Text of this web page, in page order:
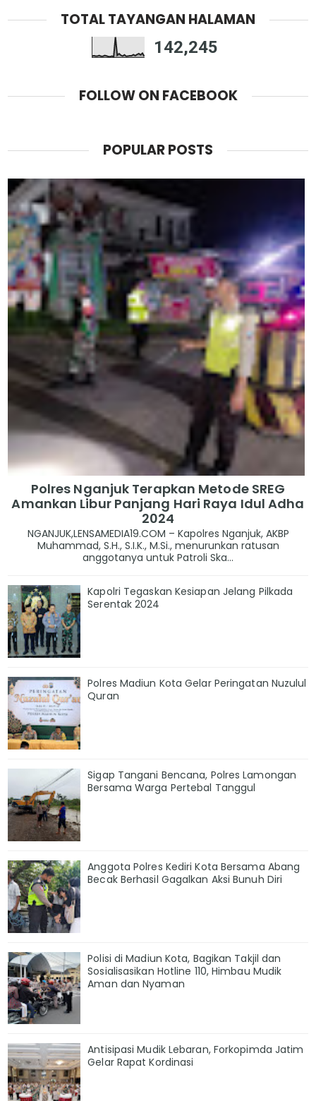
TOTAL TAYANGAN HALAMAN
142,245
FOLLOW ON FACEBOOK
POPULAR POSTS
Polres Nganjuk Terapkan Metode SREG
Amankan Libur Panjang Hari Raya Idul Adha
2024
NGANJUK,LENSAMEDIA19.COM – Kapolres Nganjuk, AKBP
Muhammad, S.H., S.I.K., M.Si., menurunkan ratusan
anggotanya untuk Patroli Ska...
Kapolri Tegaskan Kesiapan Jelang Pilkada
Serentak 2024
Polres Madiun Kota Gelar Peringatan Nuzulul
Quran
Sigap Tangani Bencana, Polres Lamongan
Bersama Warga Pertebal Tanggul
Anggota Polres Kediri Kota Bersama Abang
Becak Berhasil Gagalkan Aksi Bunuh Diri
Polisi di Madiun Kota, Bagikan Takjil dan
Sosialisasikan Hotline 110, Himbau Mudik
Aman dan Nyaman
Antisipasi Mudik Lebaran, Forkopimda Jatim
Gelar Rapat Kordinasi